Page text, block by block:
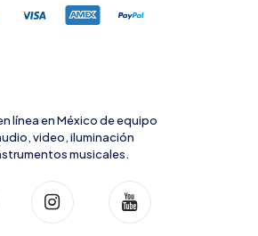
línea en México de equipo
video, iluminación
musicales.